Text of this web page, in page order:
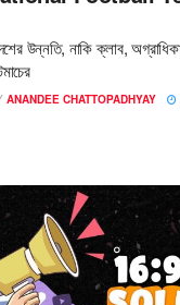
উন্নতি, নাকি ক্লাব,
ANANDEE CHATTOPADHYAY